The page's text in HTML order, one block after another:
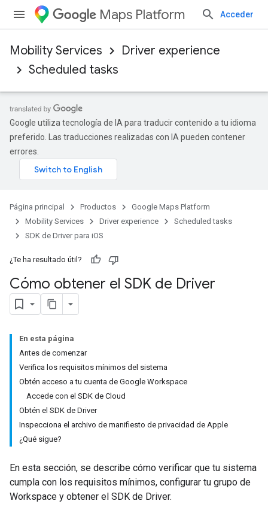
Maps Platform Acceder
Mobility Services
Driver experience
Scheduled tasks
Google utiliza tecnología de IA para traducir contenido a tu idioma
preferido. Las traducciones realizadas con IA pueden contener
errores.
Página principal Productos
Google Maps Platform
Mobility Services
Driver experience
Scheduled tasks
SDK de Driver para iOS
¿Te ha resultado útil?
Cómo obtener el SDK de Driver
En esta página
Antes de comenzar
Verifica los requisitos mínimos del sistema
Obtén acceso a tu cuenta de Google Workspace
Accede con el SDK de Cloud
Obtén el SDK de Driver
Inspecciona el archivo de manifiesto de privacidad de Apple
¿Qué sigue?
En esta sección, se describe cómo verificar que tu sistema
cumpla con los requisitos mínimos, configurar tu grupo de
Workspace y obtener el SDK de Driver.